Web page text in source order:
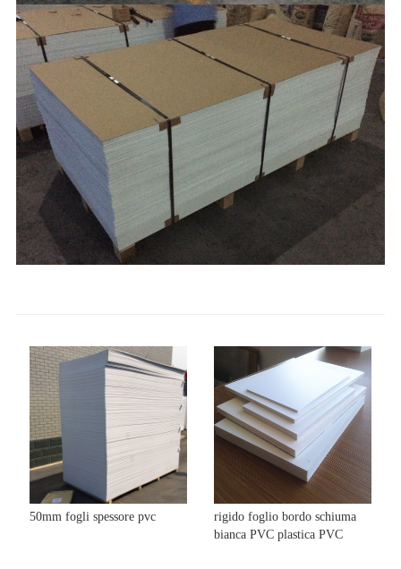
50mm fogli spessore pvc
rigido foglio bordo schiuma
bianca PVC plastica PVC